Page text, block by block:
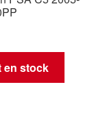
en stock